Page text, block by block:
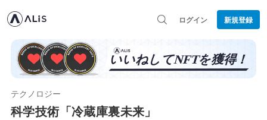
ログイン 新規登録
テクノロジー
科学技術「冷蔵庫裏未来」